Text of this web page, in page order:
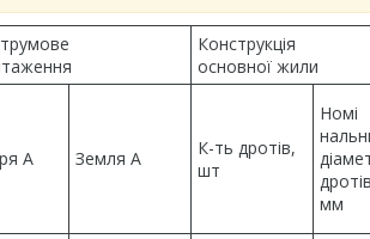
Конструкція
основної жили
А Земля А
К-ть дротів,
шт
Номі
мм